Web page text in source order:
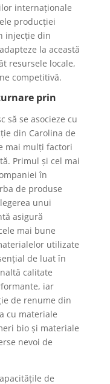
internaționale
producției
injecție din
la această
resursele locale,
competitivă.
prin
să se asocieze cu
din Carolina de
mai mulți factori
Primul și cel mai
în
de produse
unui
asigură
mai bune
utilizate
de luat în
calitate
iar
de renume din
cu materiale
bio și materiale
nevoi de
de